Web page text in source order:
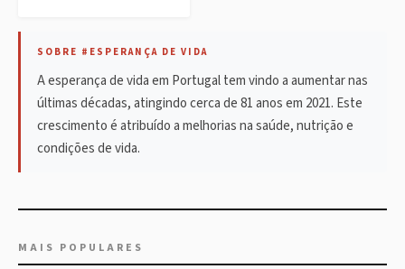
SOBRE #ESPERANÇA DE VIDA
A esperança de vida em Portugal tem vindo a aumentar nas
últimas décadas, atingindo cerca de 81 anos em 2021. Este
crescimento é atribuído a melhorias na saúde, nutrição e
condições de vida.
MAIS POPULARES